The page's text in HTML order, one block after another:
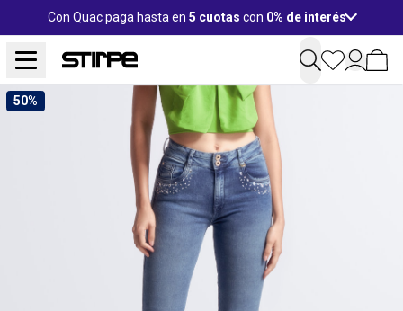
Con Quac paga hasta en 5 cuotas con 0% de interés
50%